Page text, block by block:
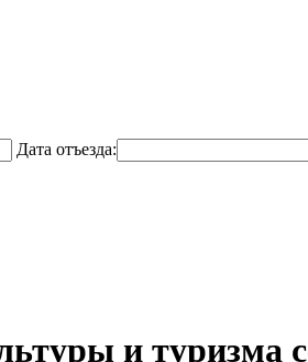
Дата отъезда:
и туризма